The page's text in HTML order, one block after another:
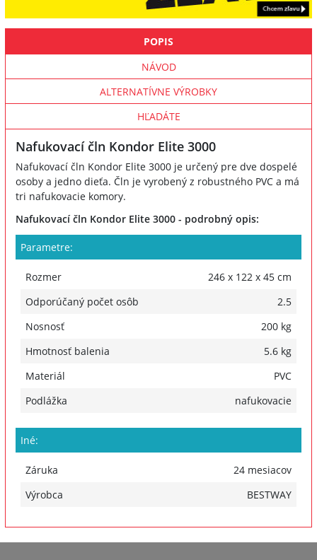
POPIS
NÁVOD
ALTERNATÍVNE VÝROBKY
HĽADÁTE
Nafukovací čln Kondor Elite 3000
Nafukovací čln Kondor Elite 3000 je určený pre dve dospelé
osoby a jedno dieťa. Čln je vyrobený z robustného PVC a má
tri nafukovacie komory.
Nafukovací čln Kondor Elite 3000 - podrobný opis:
Parametre:
Rozmer
246 x 122 x 45 cm
Odporúčaný počet osôb
2.5
Nosnosť
200 kg
Hmotnosť balenia
5.6 kg
Materiál
PVC
Podlážka
nafukovacie
Iné:
Záruka
24 mesiacov
Výrobca
BESTWAY